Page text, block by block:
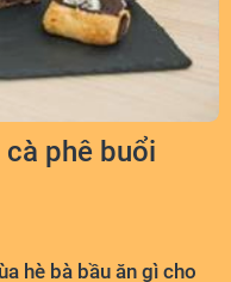
phê buổi
hè bà bầu ăn gì cho